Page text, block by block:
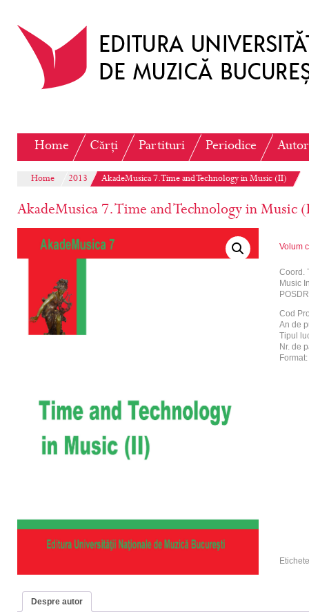
Home Cărți Partituri Periodice
Home 2013 AkadeMusica 7. Time and Technology in Music (II)
AkadeMusica 7. Time and Technology in Music
Volum
Coord.
Music
Cod
An de
Tipul
Nr. de
Format:
Despre autor